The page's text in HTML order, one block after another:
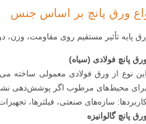
پایه تأثیر مستقیم روی مقاومت، وزن،
پانچ فولادی (سیاه)
این نوع از ورق فولادی معمولی ساخته
برای محیط‌های مرطوب اگر پوشش‌دهی
سازه‌های صنعتی، فیلترها،
پانچ گالوانیزه